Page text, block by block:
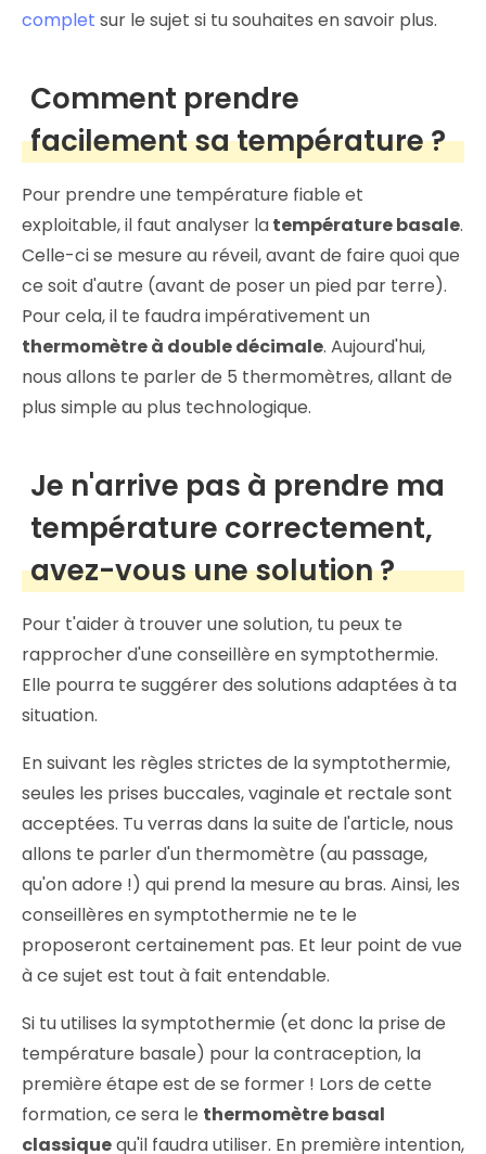
complet sur le sujet si tu souhaites en savoir plus.
Comment prendre
facilement sa température ?
Pour prendre une température fiable et
exploitable, il faut analyser latempérature basale.
Celle-ci se mesure au réveil, avant de faire quoi que
ce soit d'autre (avant de poser un pied par terre).
Pour cela, il te faudra impérativement un
thermomètre à double décimale. Aujourd'hui,
nous allons te parler de 5 thermomètres, allant de
plus simple au plus technologique.
Je n'arrive pas à prendre ma
température correctement,
avez-vous une solution ?
Pour t'aider à trouver une solution, tu peux te
rapprocher d'une conseillère en symptothermie.
Elle pourra te suggérer des solutions adaptées à ta
situation.
En suivant les règles strictes de la symptothermie,
seules les prises buccales, vaginale et rectale sont
acceptées. Tu verras dans la suite de l'article, nous
allons te parler d'un thermomètre (au passage,
qu'on adore !) qui prend la mesure au bras. Ainsi, les
conseillères en symptothermie ne te le
proposeront certainement pas. Et leur point de vue
à ce sujet est tout à fait entendable.
Si tu utilises la symptothermie (et donc la prise de
température basale) pour la contraception, la
première étape est de se former ! Lors de cette
formation, ce sera le thermomètre basal
classiquequ'il faudra utiliser. En première intention,